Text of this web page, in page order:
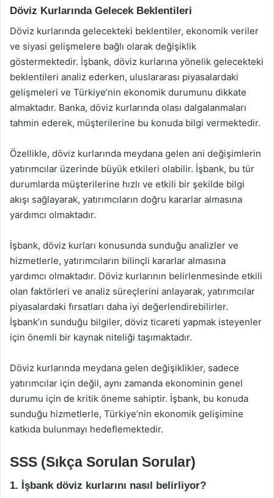
Döviz Kurlarında Gelecek Beklentileri
Döviz kurlarında gelecekteki beklentiler, ekonomik veriler
ve siyasi gelişmelere bağlı olarak değişiklik
göstermektedir. İşbank, döviz kurlarına yönelik gelecekteki
beklentileri analiz ederken, uluslararası piyasalardaki
gelişmeleri ve Türkiye’nin ekonomik durumunu dikkate
almaktadır. Banka, döviz kurlarında olası dalgalanmaları
tahmin ederek, müşterilerine bu konuda bilgi vermektedir.
Özellikle, döviz kurlarında meydana gelen ani değişimlerin
yatırımcılar üzerinde büyük etkileri olabilir. İşbank, bu tür
durumlarda müşterilerine hızlı ve etkili bir şekilde bilgi
akışı sağlayarak, yatırımcıların doğru kararlar almasına
yardımcı olmaktadır.
İşbank, döviz kurları konusunda sunduğu analizler ve
hizmetlerle, yatırımcıların bilinçli kararlar almasına
yardımcı olmaktadır. Döviz kurlarının belirlenmesinde etkili
olan faktörleri ve analiz süreçlerini anlayarak, yatırımcılar
piyasalardaki fırsatları daha iyi değerlendirebilirler.
İşbank’ın sunduğu bilgiler, döviz ticareti yapmak isteyenler
için önemli bir kaynak niteliği taşımaktadır.
Döviz kurlarında meydana gelen değişiklikler, sadece
yatırımcılar için değil, aynı zamanda ekonominin genel
durumu için de kritik öneme sahiptir. İşbank, bu konuda
sunduğu hizmetlerle, Türkiye’nin ekonomik gelişimine
katkıda bulunmayı hedeflemektedir.
SSS (Sıkça Sorulan Sorular)
1. İşbank döviz kurlarını nasıl belirliyor?